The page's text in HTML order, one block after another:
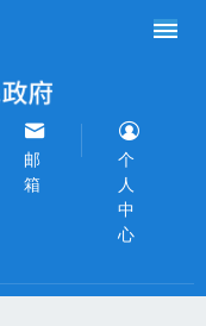
邮
箱
个
人
中
心